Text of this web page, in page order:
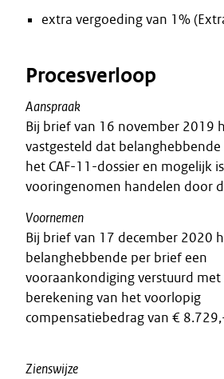
extra vergoeding van 1%
Procesverloop
Aanspraak
Bij brief van 16 november 2019
vastgesteld dat
het CAF-11-dossier en mogelijk
vooringenomen handelen door
Voornemen
Bij brief van 17 december 2020
belanghebbende per brief een
vooraankondiging verstuurd met
berekening van het voorlopig
compensatiebedrag van €
Zienswijze